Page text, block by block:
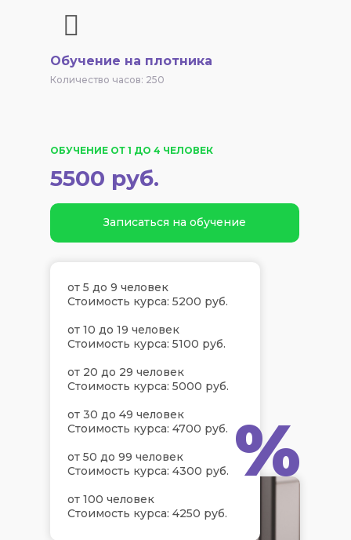
Обучение на плотника
Количество часов: 250
Записаться на обучение
ОБУЧЕНИЕ ОТ 1 ДО 4 ЧЕЛОВЕК
5500 руб.
от 5 до 9 человек
Стоимость курса: 5200 руб.
от 10 до 19 человек
Стоимость курса: 5100 руб.
от 20 до 29 человек
Стоимость курса: 5000 руб.
от 30 до 49 человек
Стоимость курса: 4700 руб.
от 50 до 99 человек
Стоимость курса: 4300 руб.
от 100 человек
Стоимость курса: 4250 руб.
%